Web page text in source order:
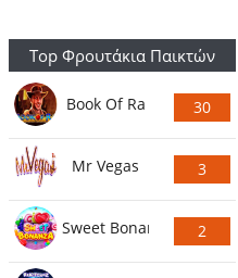
Top Φρουτάκια Παικτών
Book Of Ra
30
Ψήφους
Mr Vegas
3
Ψήφους
Sweet Bonanza
2
Ψήφους